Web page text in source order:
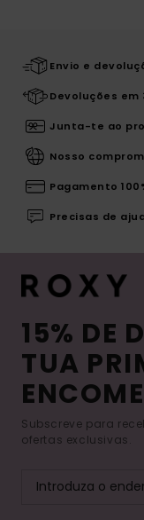
Envio e
Devoluções em
Junta-te ao
Nosso
Pagamento
Precisas de
15% DE
TUA
Subscreve para
ofertas exclusivas.